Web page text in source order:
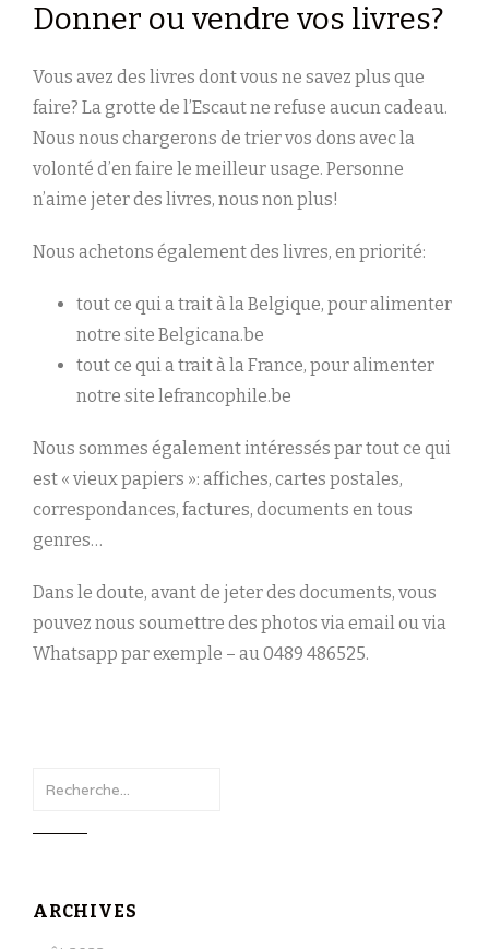
Donner ou vendre vos livres?
Vous avez des livres dont vous ne savez plus que
faire? La grotte de l’Escaut ne refuse aucun cadeau.
Nous nous chargerons de trier vos dons avec la
volonté d’en faire le meilleur usage. Personne
n’aime jeter des livres, nous non plus!
Nous achetons également des livres, en priorité:
tout ce qui a trait à la Belgique, pour alimenter
notre site Belgicana.be
tout ce qui a trait à la France, pour alimenter
notre site lefrancophile.be
Nous sommes également intéressés par tout ce qui
est « vieux papiers »: affiches, cartes postales,
correspondances, factures, documents en tous
genres…
Dans le doute, avant de jeter des documents, vous
pouvez nous soumettre des photos via email ou via
Whatsapp par exemple – au 0489 486525.
Search
ARCHIVES